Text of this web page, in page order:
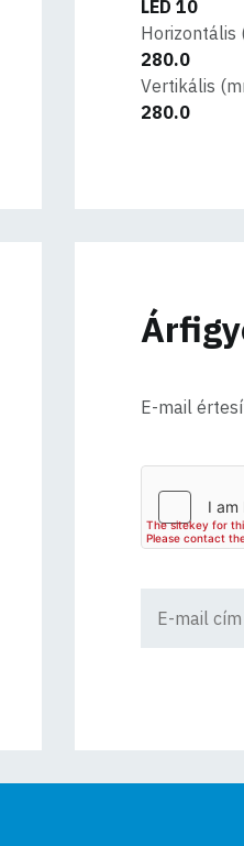
LED 10
Horizontális
280.0
Vertikális
280.0
E-mail